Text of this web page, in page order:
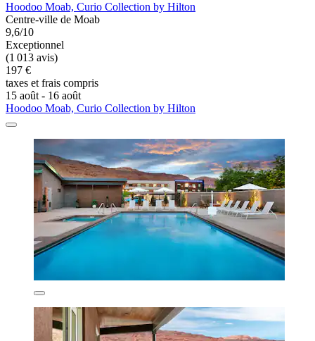
Hoodoo Moab, Curio Collection by Hilton
Centre-ville de Moab
9,6/10
Exceptionnel
(1 013 avis)
197 €
taxes et frais compris
15 août - 16 août
Hoodoo Moab, Curio Collection by Hilton